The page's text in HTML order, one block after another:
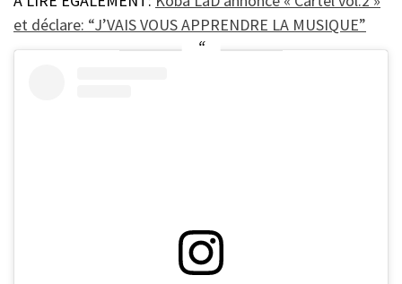
et déclare: “J’VAIS VOUS APPRENDRE LA MUSIQUE”